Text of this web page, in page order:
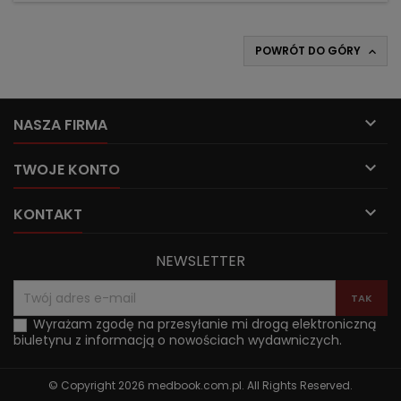
POWRÓT DO GÓRY 
NASZA FIRMA 
TWOJE KONTO 
KONTAKT 
NEWSLETTER
Wyrażam zgodę na przesyłanie mi drogą elektroniczną
biuletynu z informacją o nowościach wydawniczych.
© Copyright 2026 medbook.com.pl. All Rights Reserved.